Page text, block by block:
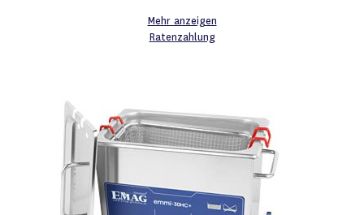
Mehr anzeigen
Ratenzahlung